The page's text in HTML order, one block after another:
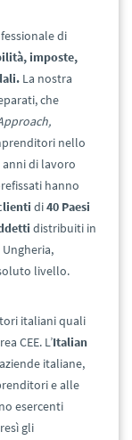
di
imposte,
La nostra
che
nello
di lavoro
hanno
di40 Paesi
distribuiti in
livello.
italiani quali
CEE. L’Italian
italiane,
e alle
esercenti
gli